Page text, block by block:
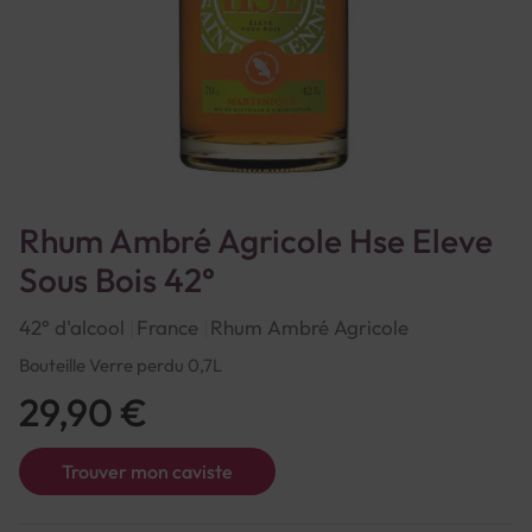
Rhum Ambré Agricole Hse Eleve
Sous Bois 42°
42° d'alcool France Rhum Ambré Agricole
Bouteille Verre perdu 0,7L
Trouver mon caviste
29,90 €